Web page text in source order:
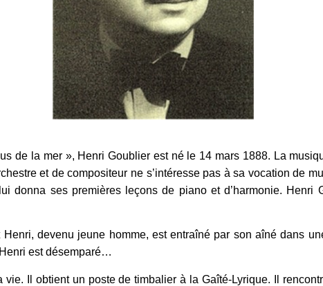
de la mer », Henri Goublier est né le 14 mars 1888. La
et de compositeur ne s’intéresse pas à sa vocation de
donna ses premières leçons de piano et d’harmonie. Henri
devenu jeune homme, est entraîné par son aîné dans
est désemparé…
Il obtient un poste de timbalier à la Gaîté-Lyrique. Il